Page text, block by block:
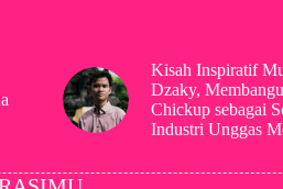
Kisah Inspiratif
Dzaky,
Chickup sebagai
Industri Unggas